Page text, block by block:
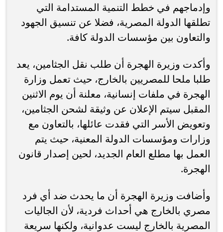
وإدماجهم في خطط التنمية المستدامة التي
تطلقها الدولة المصرية، فضلا عن تنسيق الجهود
والتعاون بين مؤسسات الدولة كافة.
وأكدت وزيرة الهجرة أن طلب نقل الجثامين، يعد
طلبا ملحا للمصريين بالخارج، حيث تعمل وزارة
الهجرة في ملفات إنسانية، معلنة أن يوم الاثنين
المقبل سيتم الإعلان عن وثيقة لشحن الجثامين،
وتعويض الأسر التي فقدت عائلها، بالتعاون مع
وزارات ومؤسسات الدولة المعنية، حيث يتم
العمل بها مطلع العام الجديد، لحين إصدار قانون
الهجرة.
وأضافت وزيرة الهجرة أن ما يحدث ضد أي فرد
مصري بالخارج هي أحداث فردية، لأن الجاليات
المصرية بالخارج ليست عدوانية، ولكنها سريعة